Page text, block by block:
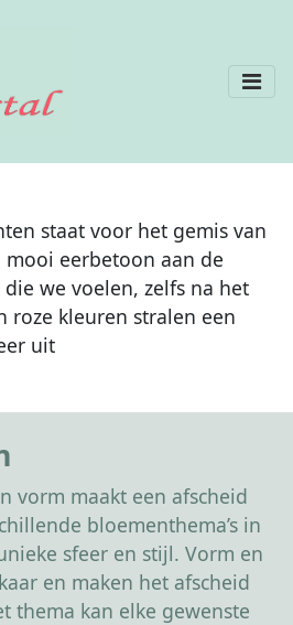
staat voor het gemis van
mooi eerbetoon aan de
we voelen, zelfs na het
roze kleuren stralen een
uit
vorm maakt een afscheid
bloementhema’s in
sfeer en stijl. Vorm en
en maken het afscheid
thema kan elke gewenste